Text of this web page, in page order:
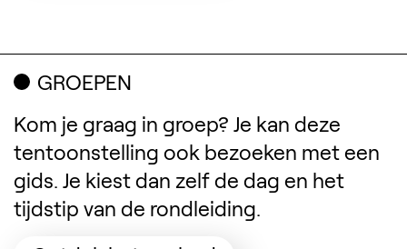
GROEPEN
Kom je graag in groep? Je kan deze
tentoonstelling ook bezoeken met een
gids. Je kiest dan zelf de dag en het
tijdstip van de rondleiding.